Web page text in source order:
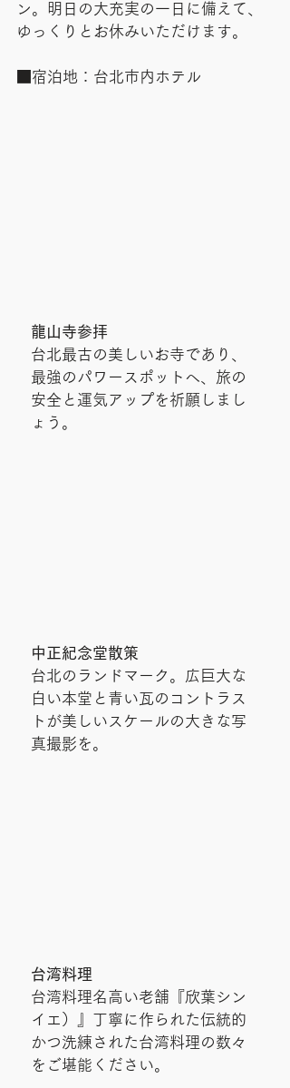
ン。明日の大充実の一日に備えて、
ゆっくりとお休みいただけます。
■宿泊地：台北市内ホテル
龍山寺参拝
台北最古の美しいお寺であり、
最強のパワースポットへ、旅の
安全と運気アップを祈願しまし
ょう。
中正紀念堂散策
台北のランドマーク。広巨大な
白い本堂と青い瓦のコントラス
トが美しいスケールの大きな写
真撮影を。
台湾料理
台湾料理名高い老舗『欣葉シン
イエ）』丁寧に作られた伝統的
かつ洗練された台湾料理の数々
をご堪能ください。